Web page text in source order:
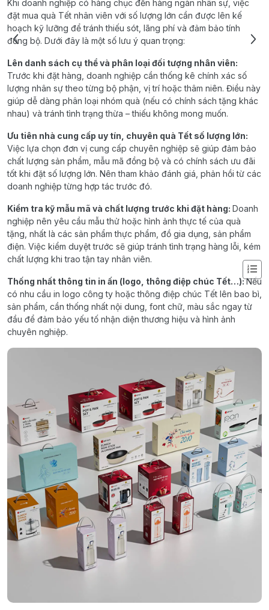
Khi doanh nghiệp có hàng chục đến hàng ngàn nhân sự, việc
đặt mua quà Tết nhân viên với số lượng lớn cần được lên kế
hoạch kỹ lưỡng để tránh thiếu sót, lãng phí và đảm bảo tính
đồng bộ. Dưới đây là một số lưu ý quan trọng:
Lên danh sách cụ thể và phân loại đối tượng nhân viên:
Trước khi đặt hàng, doanh nghiệp cần thống kê chính xác số
lượng nhân sự theo từng bộ phận, vị trí hoặc thâm niên. Điều này
giúp dễ dàng phân loại nhóm quà (nếu có chính sách tặng khác
nhau) và tránh tình trạng thừa – thiếu không mong muốn.
Ưu tiên nhà cung cấp uy tín, chuyên quà Tết số lượng lớn:
Việc lựa chọn đơn vị cung cấp chuyên nghiệp sẽ giúp đảm bảo
chất lượng sản phẩm, mẫu mã đồng bộ và có chính sách ưu đãi
tốt khi đặt số lượng lớn. Nên tham khảo đánh giá, phản hồi từ các
doanh nghiệp từng hợp tác trước đó.
Kiểm tra kỹ mẫu mã và chất lượng trước khi đặt hàng: Doanh
nghiệp nên yêu cầu mẫu thử hoặc hình ảnh thực tế của quà
tặng, nhất là các sản phẩm thực phẩm, đồ gia dụng, sản phẩm
điện. Việc kiểm duyệt trước sẽ giúp tránh tình trạng hàng lỗi, kém
chất lượng khi trao tận tay nhân viên.
Thống nhất thông tin in ấn (logo, thông điệp chúc Tết…):Nếu
có nhu cầu in logo công ty hoặc thông điệp chúc Tết lên bao bì,
sản phẩm, cần thống nhất nội dung, font chữ, màu sắc ngay từ
đầu để đảm bảo yếu tố nhận diện thương hiệu và hình ảnh
chuyên nghiệp.